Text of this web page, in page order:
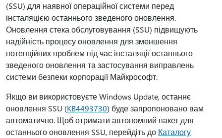
(SSU) для наявної операційної системи перед
інсталяцією останнього зведеного оновлення.
Оновлення стека обслуговування (SSU) підвищують
надійність процесу оновлення для зменшення
потенційних проблем під час інсталяції останнього
зведеного оновлення та застосування виправлень
системи безпеки корпорації Майкрософт.
Якщо ви використовуєте Windows Update, останнє
оновлення SSU (KB4493730) буде запропоновано вам
автоматично. Щоб отримати автономний пакет для
останнього оновлення SSU, перейдіть до Каталогу